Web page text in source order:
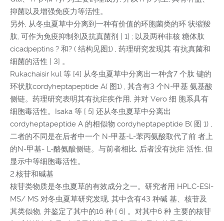
抑菌以及增强免疫力等活性。
另外, 从冬虫夏草中分离到一种有价值的环胞菌类的环 状缩羧
肽, 可作为免疫抑制剂及抗真菌剂 [ 1] ; 以及两种非核 糖体肽
cicadpeptins ? 和? ( 结构见图1) , 药理研究发现其 有抗真菌和
细菌的活性 [ 3] 。
Rukachaisir kul 等 [4] 从冬虫夏草中分离出一种含7 个肽 键的
环状肽cordyheptapeptide A( 图1) , 其含有3 个N-甲基 氨基酸
侧链。药理研究表明其有抗疟疾作用, 并对 Vero 细 胞系具有
细胞毒活性。Isaka 等 [ 5] 还从冬虫夏草中分离出
cordyheptapeptide A 的相似物 cordyheptapeptide B( 图 1) ,
二者的不同是在后者中一个 N-甲基-L-苯丙氨酸取代了前 者上
的N-甲基- L-酪氨酸侧链。与前者相比, 后者没有抗疟 活性, 但
显示中等细胞毒活性。
2.核苷和碱基
核苷类物质是冬虫夏草的有效成分之一。研究者用 HPLC-ESI-
MS/ MS 对冬虫夏草研究发现, 其中含有43 种碱 基、核苷及
其类似物, 并鉴定了其中的16 种 [ 6] 。对其中6 种 主要的核苷